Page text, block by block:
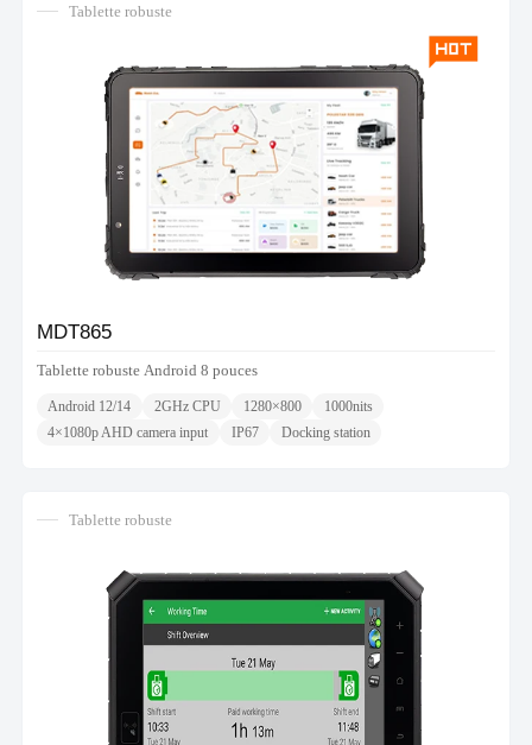
Tablette robuste
MDT865
Tablette robuste Android 8 pouces
Android 12/14 2GHz CPU 1280×800
1000nits
4×1080p AHD camera input
IP67 Docking station
Tablette robuste